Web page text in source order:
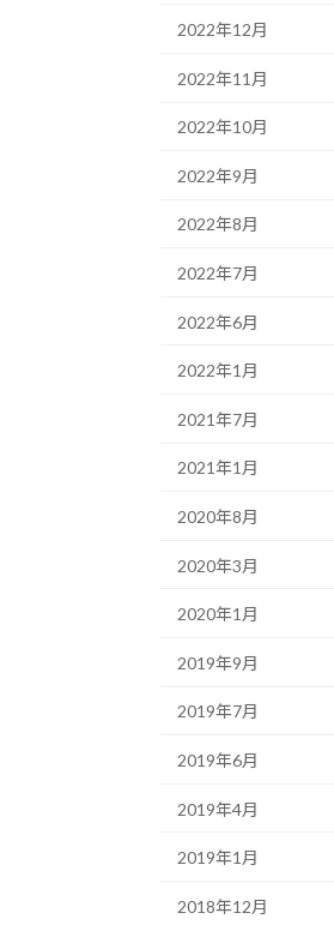
2022年12月
2022年11月
2022年10月
2022年9月
2022年8月
2022年7月
2022年6月
2022年1月
2021年7月
2021年1月
2020年8月
2020年3月
2020年1月
2019年9月
2019年7月
2019年6月
2019年4月
2019年1月
2018年12月